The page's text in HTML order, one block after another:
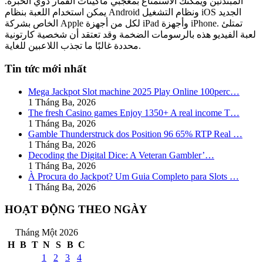
يمكن استخدام اللعبة بنظام Android ونظام التشغيل iOS الجديد
الخاص بشركة Apple لكل من أجهزة iPad وأجهزة iPhone. تمتلئ
لعبة الفيديو هذه بالرسومات الضخمة وقد تعتقد أن شخصية كارتونية
محددة غالبًا ما تجذب اللاعبين للغاية.
Tin tức mới nhất
Mega Jackpot Slot machine 2025 Play Online 100perc…
1 Tháng Ba, 2026
The fresh Casino games Enjoy 1350+ A real income T…
1 Tháng Ba, 2026
Gamble Thunderstruck dos Position 96 65% RTP Real …
1 Tháng Ba, 2026
Decoding the Digital Dice: A Veteran Gambler’…
1 Tháng Ba, 2026
À Procura do Jackpot? Um Guia Completo para Slots …
1 Tháng Ba, 2026
HOẠT ĐỘNG THEO NGÀY
Tháng Một 2026
H B T N S B C
1
2 3
4